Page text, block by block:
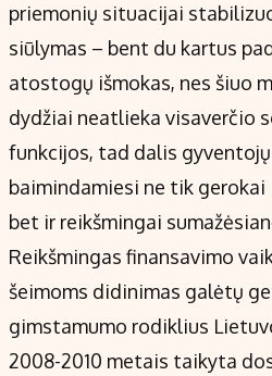
priemonių situacijai
siūlymas – bent du kartus
atostogų išmokas, nes šiuo
dydžiai neatlieka visaverčio
funkcijos, tad dalis
baimindamiesi ne tik gerokai
bet ir reikšmingai
Reikšmingas finansavimo
šeimoms didinimas galėtų
gimstamumo rodiklius
2008-2010 metais taikyta